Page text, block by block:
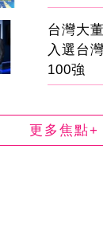
台灣大
入選台
100強
更多焦點+